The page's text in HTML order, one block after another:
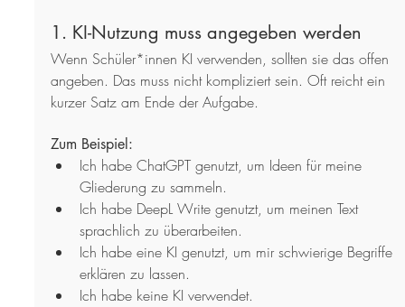
1. KI-Nutzung muss angegeben werden
Wenn Schüler*innen KI verwenden, sollten sie das offen
angeben. Das muss nicht kompliziert sein. Oft reicht ein
kurzer Satz am Ende der Aufgabe.
Zum Beispiel:
Ich habe ChatGPT genutzt, um Ideen für meine
Gliederung zu sammeln.
Ich habe DeepL Write genutzt, um meinen Text
sprachlich zu überarbeiten.
Ich habe eine KI genutzt, um mir schwierige Begriffe
erklären zu lassen.
Ich habe keine KI verwendet.